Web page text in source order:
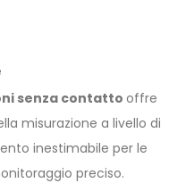
senza contatto offre
misurazione a livello di
inestimabile per le
preciso.